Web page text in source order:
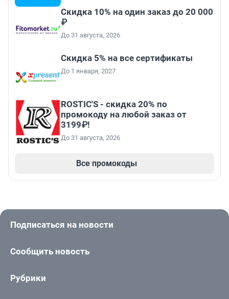
Скидка 10% на один заказ до 20 000
₽
До 31 августа, 2026
Скидка 5% на все сертификаты
До 1 января, 2027
ROSTIC'S - скидка 20% по
промокоду на любой заказ от
3199₽!
До 31 августа, 2026
Все промокоды
Подписаться на новости
Сообщить новость
Рубрики